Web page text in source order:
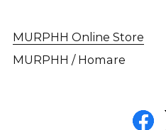
MURPHH Online Store
MURPHH / Homare